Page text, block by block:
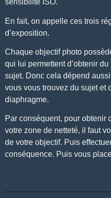
sensibilité ISO.
En fait, on appelle ces trois
d’exposition.
Chaque objectif photo
qui lui permettent d’obtenir
sujet. Donc cela dépend
vous vous trouvez du sujet et
diaphragme.
Par conséquent, pour obtenir
votre zone de netteté, il faut
de votre objectif. Puis
conséquence. Puis vous